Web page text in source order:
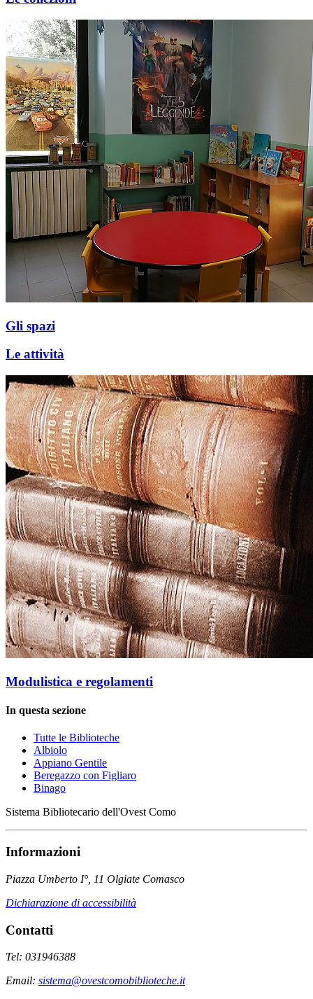
Gli spazi
Le attività
Modulistica e regolamenti
In questa sezione
Tutte le Biblioteche
Albiolo
Appiano Gentile
Beregazzo con Figliaro
Binago
Sistema Bibliotecario dell'Ovest Como
Informazioni
Piazza Umberto I°, 11 Olgiate Comasco
Dichiarazione di accessibilità
Contatti
Tel: 031946388
Email: sistema@ovestcomobiblioteche.it